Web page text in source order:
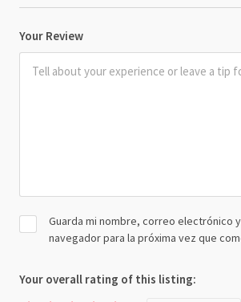
Your Review
Guarda mi nombre, correo electrónico
navegador para la próxima vez que
Your overall rating of this listing: